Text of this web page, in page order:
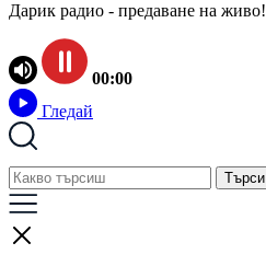
Дарик радио - предаване на живо!
00:00
Гледай